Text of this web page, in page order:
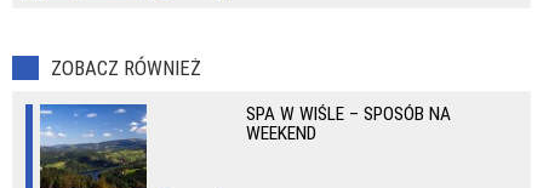
ZOBACZ RÓWNIEŻ
SPA W WIŚLE – SPOSÓB NA
WEEKEND